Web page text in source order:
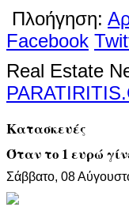
Πλοήγηση:
Facebook
Real Estate
Κατασκευές
Όταν το 1 ευρώ
Σάββατο, 08